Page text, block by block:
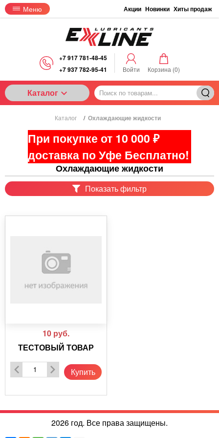
Меню Акции Новинки Хиты продаж
+7 917 781-48-45
+7 937 782-95-41
Войти Корзина (0)
Каталог
Каталог / Охлаждающие жидкости
При покупке от 10 000 ₽
доставка по Уфе Бесплатно!
Охлаждающие жидкости
Показать фильтр
10 руб.
ТЕСТОВЫЙ ТОВАР
Купить
2026 год. Все права защищены.